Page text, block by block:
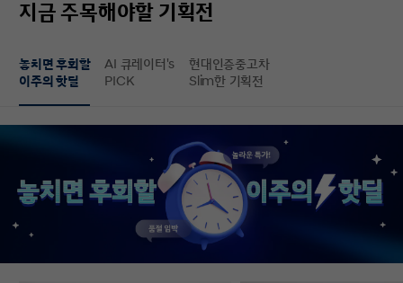
제공돼서 불안감이 많이 줄었다는
상태가 더 좋아서 만족도가 높았습니다.
중고차지만 관리가 잘 된 차량이라는
느낌이 확실히 들었습니다. 무엇보다
좋았던 건 ‘중고차인데도 걱정이 거의
없었다’는 점입니다. 차를 잘 모르는 사람
입장에서는 어디를 봐야 할지부터
막막한데, 그런 부담이 많이 줄었습니다.
온라인으로 비교하고 구매까지 진행할 수
있어서 시간적으로도 편했고, 직장인
입장에서는 이 부분이 특히
도착해 기분 좋게 차를
완벽한 경험이었습니
고민하는 사람 있으면
현대인증중고차 추천
차량 보내주셔서 감사
지금 주목해야할 기획전
놓치면 후회할
이주의 핫딜
AI 큐레이터's
PICK
현대인증중고차
Slim한 기획전